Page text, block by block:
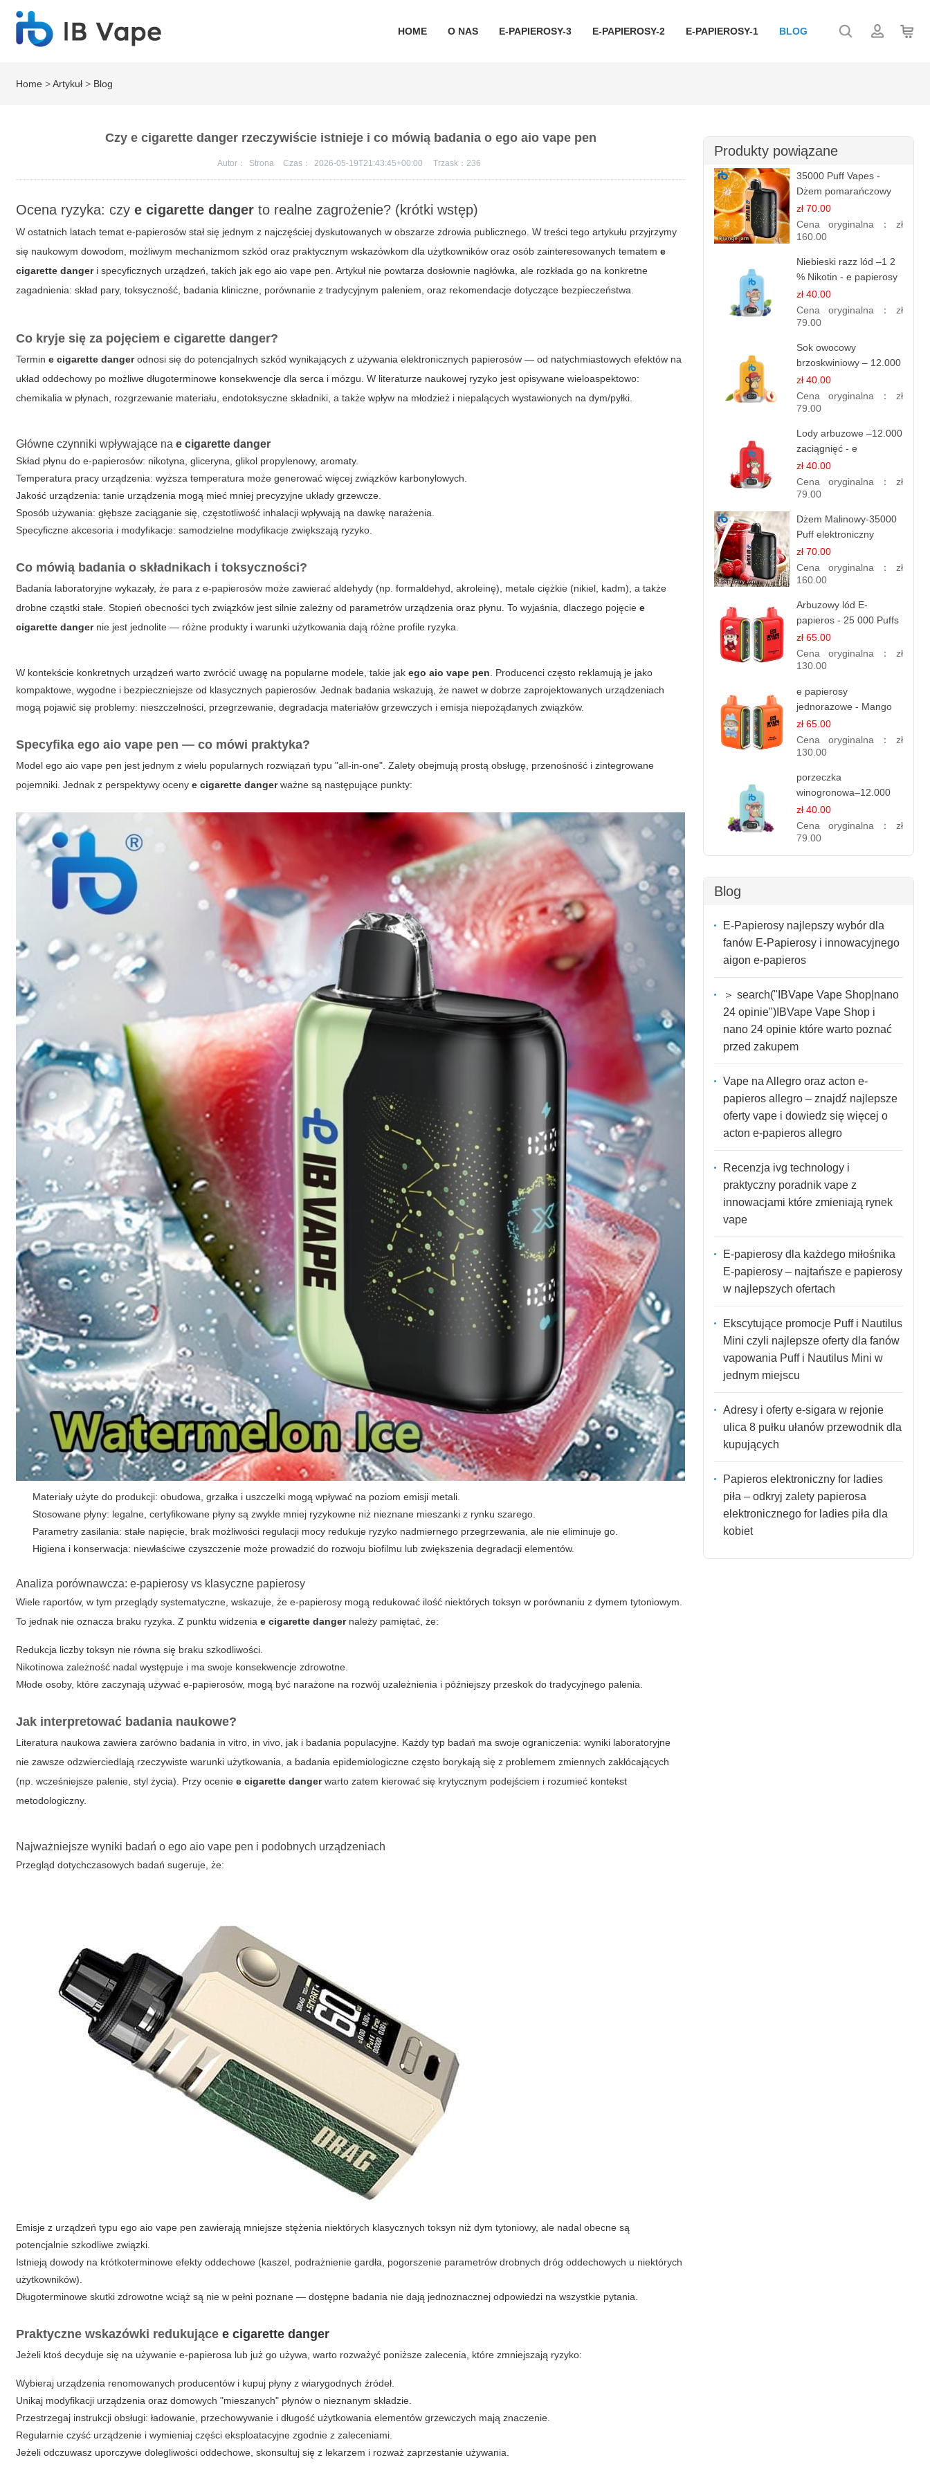
HOME O NAS E-PAPIEROSY-3 E-PAPIEROSY-2 E-PAPIEROSY-1 BLOG
Home >Artykuł > Blog
Czy e cigarette danger rzeczywiście istnieje i co mówią badania o ego aio vape pen
Autor： Strona Czas： 2026-05-19T21:43:45+00:00 Trzask： 236
Ocena ryzyka: czye cigarette danger to realne zagrożenie? (krótki wstęp)
W ostatnich latach temat e-papierosów stał się jednym z najczęściej dyskutowanych w obszarze zdrowia publicznego. W treści tego artykułu przyjrzymy
się naukowym dowodom, możliwym mechanizmom szkód oraz praktycznym wskazówkom dla użytkowników oraz osób zainteresowanych temateme
cigarette dangeri specyficznych urządzeń, takich jakego aio vape pen . Artykuł nie powtarza dosłownie nagłówka, ale rozkłada go na konkretne
zagadnienia: skład pary, toksyczność, badania kliniczne, porównanie z tradycyjnym paleniem, oraz rekomendacje dotyczące bezpieczeństwa.
Co kryje się za pojęcieme cigarette danger?
Termine cigarette dangerodnosi się do potencjalnych szkód wynikających z używania elektronicznych papierosów — od natychmiastowych efektów na
układ oddechowy po możliwe długoterminowe konsekwencje dla serca i mózgu. W literaturze naukowej ryzyko jest opisywane wieloaspektowo:
chemikalia w płynach, rozgrzewanie materiału, endotoksyczne składniki, a także wpływ na młodzież i niepalących wystawionych na dym/pyłki.
Główne czynniki wpływające nae cigarette danger
Skład płynu do e-papierosów: nikotyna, gliceryna, glikol propylenowy, aromaty.
Temperatura pracy urządzenia: wyższa temperatura może generować więcej związków karbonylowych.
Jakość urządzenia: tanie urządzenia mogą mieć mniej precyzyjne układy grzewcze.
Sposób używania: głębsze zaciąganie się, częstotliwość inhalacji wpływają na dawkę narażenia.
Specyficzne akcesoria i modyfikacje: samodzielne modyfikacje zwiększają ryzyko.
Co mówią badania o składnikach i toksyczności?
Badania laboratoryjne wykazały, że para z e-papierosów może zawierać aldehydy (np. formaldehyd, akroleinę), metale ciężkie (nikiel, kadm), a także
drobne cząstki stałe. Stopień obecności tych związków jest silnie zależny od parametrów urządzenia oraz płynu. To wyjaśnia, dlaczego pojęciee
cigarette dangernie jest jednolite — różne produkty i warunki użytkowania dają różne profile ryzyka.
W kontekście konkretnych urządzeń warto zwrócić uwagę na popularne modele, takie jakego aio vape pen . Producenci często reklamują je jako
kompaktowe, wygodne i bezpieczniejsze od klasycznych papierosów. Jednak badania wskazują, że nawet w dobrze zaprojektowanych urządzeniach
mogą pojawić się problemy: nieszczelności, przegrzewanie, degradacja materiałów grzewczych i emisja niepożądanych związków.
Specyfikaego aio vape pen — co mówi praktyka?
Modelego aio vape pen jest jednym z wielu popularnych rozwiązań typu "all-in-one". Zalety obejmują prostą obsługę, przenośność i zintegrowane
pojemniki. Jednak z perspektywy ocenye cigarette dangerważne są następujące punkty:
Materiały użyte do produkcji: obudowa, grzałka i uszczelki mogą wpływać na poziom emisji metali.
Stosowane płyny: legalne, certyfikowane płyny są zwykle mniej ryzykowne niż nieznane mieszanki z rynku szarego.
Parametry zasilania: stałe napięcie, brak możliwości regulacji mocy redukuje ryzyko nadmiernego przegrzewania, ale nie eliminuje go.
Higiena i konserwacja: niewłaściwe czyszczenie może prowadzić do rozwoju biofilmu lub zwiększenia degradacji elementów.
Analiza porównawcza: e-papierosy vs klasyczne papierosy
Wiele raportów, w tym przeglądy systematyczne, wskazuje, że e-papierosy mogą redukować ilość niektórych toksyn w porównaniu z dymem tytoniowym.
To jednak nie oznacza braku ryzyka. Z punktu widzeniae cigarette dangernależy pamiętać, że:
Redukcja liczby toksyn nie równa się braku szkodliwości.
Nikotinowa zależność nadal występuje i ma swoje konsekwencje zdrowotne.
Młode osoby, które zaczynają używać e-papierosów, mogą być narażone na rozwój uzależnienia i późniejszy przeskok do tradycyjnego palenia.
Jak interpretować badania naukowe?
Literatura naukowa zawiera zarówno badania in vitro, in vivo, jak i badania populacyjne. Każdy typ badań ma swoje ograniczenia: wyniki laboratoryjne
nie zawsze odzwierciedlają rzeczywiste warunki użytkowania, a badania epidemiologiczne często borykają się z problemem zmiennych zakłócających
(np. wcześniejsze palenie, styl życia). Przy oceniee cigarette dangerwarto zatem kierować się krytycznym podejściem i rozumieć kontekst
metodologiczny.
Najważniejsze wyniki badań oego aio vape pen i podobnych urządzeniach
Przegląd dotychczasowych badań sugeruje, że:
Emisje z urządzeń typuego aio vape pen zawierają mniejsze stężenia niektórych klasycznych toksyn niż dym tytoniowy, ale nadal obecne są
potencjalnie szkodliwe związki.
Istnieją dowody na krótkoterminowe efekty oddechowe (kaszel, podrażnienie gardła, pogorszenie parametrów drobnych dróg oddechowych u niektórych
użytkowników).
Długoterminowe skutki zdrowotne wciąż są nie w pełni poznane — dostępne badania nie dają jednoznacznej odpowiedzi na wszystkie pytania.
Praktyczne wskazówki redukującee cigarette danger
Jeżeli ktoś decyduje się na używanie e-papierosa lub już go używa, warto rozważyć poniższe zalecenia, które zmniejszają ryzyko:
Wybieraj urządzenia renomowanych producentów i kupuj płyny z wiarygodnych źródeł.
Unikaj modyfikacji urządzenia oraz domowych "mieszanych" płynów o nieznanym składzie.
Przestrzegaj instrukcji obsługi: ładowanie, przechowywanie i długość użytkowania elementów grzewczych mają znaczenie.
Regularnie czyść urządzenie i wymieniaj części eksploatacyjne zgodnie z zaleceniami.
Jeżeli odczuwasz uporczywe dolegliwości oddechowe, skonsultuj się z lekarzem i rozważ zaprzestanie używania.
Produkty powiązane
35000 Puff Vapes -
Dżem pomarańczowy
zł 70.00
Cena oryginalna： zł
160.00
Niebieski razz lód –1 2
% Nikotin - e papierosy
jednorazowe
zł 40.00
Cena oryginalna： zł
79.00
Sok owocowy
brzoskwiniowy – 12.000
zaciągnięć – e
papierosy jednorazowe
zł 40.00
Cena oryginalna： zł
79.00
Lody arbuzowe –12.000
zaciągnięć - e
papierosy jednorazowe
zł 40.00
Cena oryginalna： zł
79.00
Dżem Malinowy-35000
Puff elektroniczny
papieros (Ibvape Bar)
zł 70.00
Cena oryginalna： zł
160.00
Arbuzowy lód E-
papieros - 25 000 Puffs
zł 65.00
Cena oryginalna： zł
130.00
e papierosy
jednorazowe - Mango
Ananas – 25,000 Puffs
zł 65.00
Cena oryginalna： zł
130.00
porzeczka
winogronowa–12.000
zaciągnięć - e
papierosy
zł 40.00
Cena oryginalna： zł
79.00
Blog
E-Papierosy najlepszy wybór dla
fanów E-Papierosy i innowacyjnego
aigon e-papieros
＞ search("IBVape Vape Shop|nano
24 opinie")IBVape Vape Shop i
nano 24 opinie które warto poznać
przed zakupem
Vape na Allegro oraz acton e-
papieros allegro – znajdź najlepsze
oferty vape i dowiedz się więcej o
acton e-papieros allegro
Recenzja ivg technology i
praktyczny poradnik vape z
innowacjami które zmieniają rynek
vape
E-papierosy dla każdego miłośnika
E-papierosy – najtańsze e papierosy
w najlepszych ofertach
Ekscytujące promocje Puff i Nautilus
Mini czyli najlepsze oferty dla fanów
vapowania Puff i Nautilus Mini w
jednym miejscu
Adresy i oferty e-sigara w rejonie
ulica 8 pułku ułanów przewodnik dla
kupujących
Papieros elektroniczny for ladies
piła – odkryj zalety papierosa
elektronicznego for ladies piła dla
kobiet